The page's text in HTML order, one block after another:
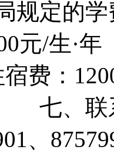
规定的
元/生·
：
七、
、